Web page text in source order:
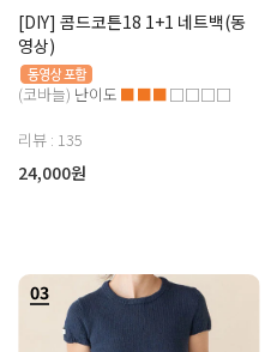
[DIY] 콤드코튼18 1+1 네트백(동
영상)
(코바늘) 난이도 ■■■□□□□
리뷰 : 135
24,000원
03